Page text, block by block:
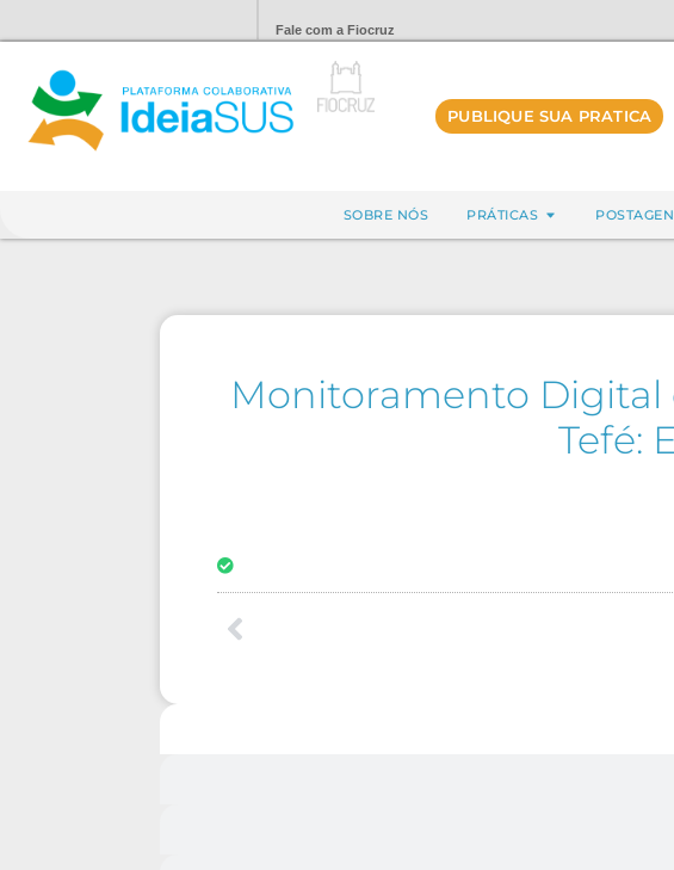
Fale com a Fiocruz
PUBLIQUE SUA PRATICA
SOBRE NÓS PRÁTICAS
Monitoramento Digital
Tefé: